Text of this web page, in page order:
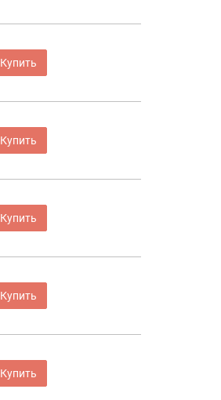
Купить
Купить
Купить
Купить
Купить